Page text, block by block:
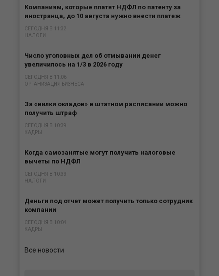
Компаниям, которые платят НДФЛ по патенту за
иностранца, до 10 августа нужно внести платеж
СЕГОДНЯ В 11:32
НАЛОГИ
Число уголовных дел об отмывании денег
увеличилось на 1/3 в 2026 году
СЕГОДНЯ В 11:06
ОРГАНИЗАЦИЯ БИЗНЕСА
За «вилки окладов» в штатном расписании можно
получить штраф
СЕГОДНЯ В 10:39
КАДРЫ
Когда самозанятые могут получить налоговые
вычеты по НДФЛ
СЕГОДНЯ В 10:33
НАЛОГИ
Деньги под отчет может получить только сотрудник
компании
СЕГОДНЯ В 10:04
КАДРЫ
Все новости